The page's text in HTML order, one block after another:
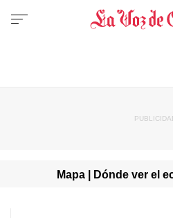
Mapa | Dónde ver el